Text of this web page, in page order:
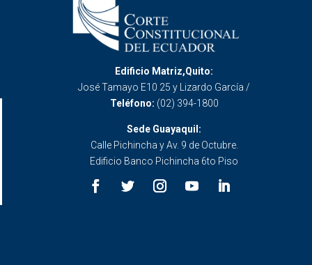
Edificio Matriz,Quito:
José Tamayo E10 25 y Lizardo García /
Teléfono: (02) 394-1800
Sede Guayaquil:
Calle Pichincha y Av. 9 de Octubre.
Edificio Banco Pichincha 6to Piso